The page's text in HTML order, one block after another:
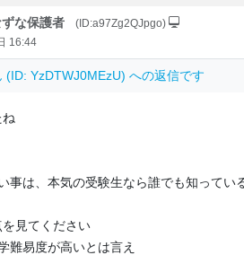
な保護者
(ID:a97Zg2QJpgo)
16:44
(ID: YzDTWJ0MEzU) への返信です
事は、本気の受験生なら誰でも知ってい
見てください
難易度が高いとは言え